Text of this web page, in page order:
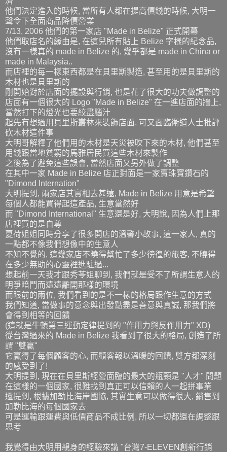
他們決定進入的時候, 當所有人都在提高價錢的時候, 大明一
聲令下全面商品降價營業
7/13, 2006 他們的第一家店 "Made in Belize" 正式開幕
他們取店名的緣由是, 在這兒所有貼上 Belize 字樣的紀念品,
沒有一樣真的 made in Belize 的, 幾乎都是 made in China or
made in Malaysia..
而店裡的每一樣東西都是在貝里斯製造, 甚至用的是貝里斯的
木材也是貝里斯的
剛開始對於店面的擺設與行銷, 也是花了很大的功夫做調整的
店面有一個很大的 Logo "Made in Belize" 在一進店面的牆上,
當然打下的燈光也要絞盡腦汁
起先有想過用貝里斯叢林來裝飾店面, 可又面臨衛道人士批評
砍木材這件事
大明哥解釋了他們用的木材是天災被吹下來的木材, 他們甚至
用錢跟當地貧窮的馬雅居民買這些木材來製作
之後為了避免這些誤會, 當然店面又另外做了調整
在其中一家 Made in Belize 店正對面是一家賣珠寶鑽石的
"Dimond Internation"
大明提到, 兩家店其實相去甚遠, Made in Belize 用意是希望
每個人都能買得起這產品, 生意當然好
而 "Dimond International" 生意還是好, 大明說, 因為人們上那
店裡買的是自尊
夏荷姐姐同時分享了很多開店的溫馨小故事, 這一家人, 真的
一點都不像我們想像中的生意人
不知不覺的, 這幾家店不曉得幫忙了多少徬徨的旅客, 不曉得
在多少無助的心靈裡進駐過...
想起前一天我才跟秀苓姐聊到, 我們就是受不了所謂生意人的
明爭暗鬥而遠遠離開那樣的環境
而眼前的兩位, 我們看到的是不一樣的格局跟作生意的方式
我們知道, 當做事的意念與出發點盡是善意與真誠, 那我們將
會得到相等的回饋
(這就是牛頓第三運動定律提到的 "作用力與反作用力" XD)
從台灣過來的 Made in Belize 我看到了很大的格局, 創造了所
謂 "雙贏"
它贏得了每個顧客的心, 而顧客報以溫暖的回饋, 雙方都深刻
的感受到了!
大明提到, 現在在貝里斯經營面臨的最大的瓶頸是 "人才" 問題
在這樣的一個國家, 很難找到真正可以信賴的人一起拼事業
還提到, 根據加勒比海岸國協, 其實生意可以做得很大, 銷售到
加勒比海的每個國家去
可是運輸跟運費與低價商品不成比例, 所以一切都還在調整跟
思考
我覺得由大明用親身的經驗來講 "台灣7-ELEVEN創新行銷